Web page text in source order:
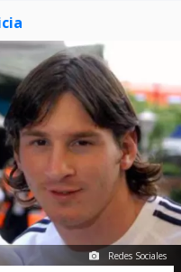
Redes Sociales